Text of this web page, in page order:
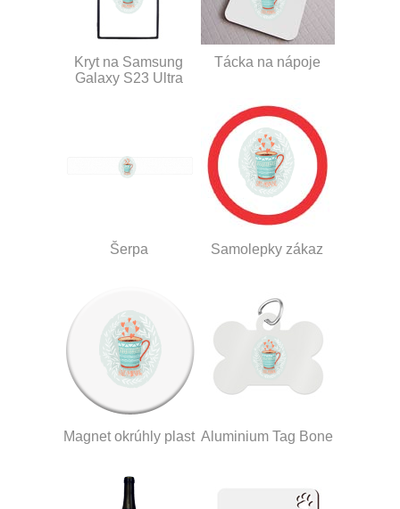
Kryt na Samsung
Galaxy S23 Ultra
Tácka na nápoje
Šerpa Samolepky zákaz
Magnet okrúhly plast Aluminium Tag Bone